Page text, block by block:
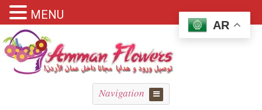
Navigation
AR
MENU